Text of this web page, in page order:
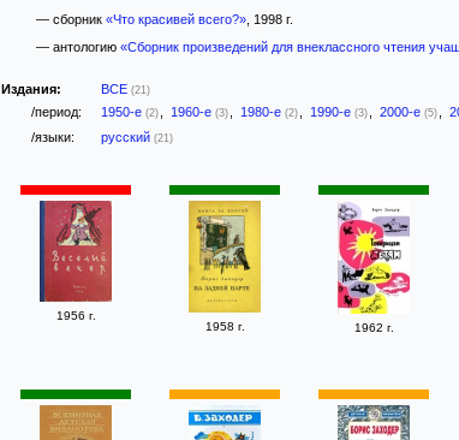
— сборник «Что красивей всего?», 1998 г.
— антологию «Сборник произведений для внеклассного чтения
Издания: ВСЕ (21)
/период: 1950-е (2) 1960-е (3) 1980-е (2) 1990-е (3) 2000-е (5)
/языки: русский (21)
1956 г.
1958 г.
1962 г.